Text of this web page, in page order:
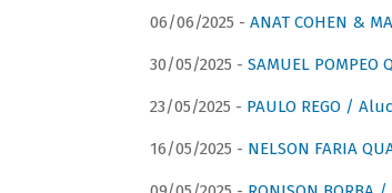
06/06/2025 - ANAT COHEN &
30/05/2025 - SAMUEL POMPEO
23/05/2025 - PAULO REGO /
16/05/2025 - NELSON FARIA